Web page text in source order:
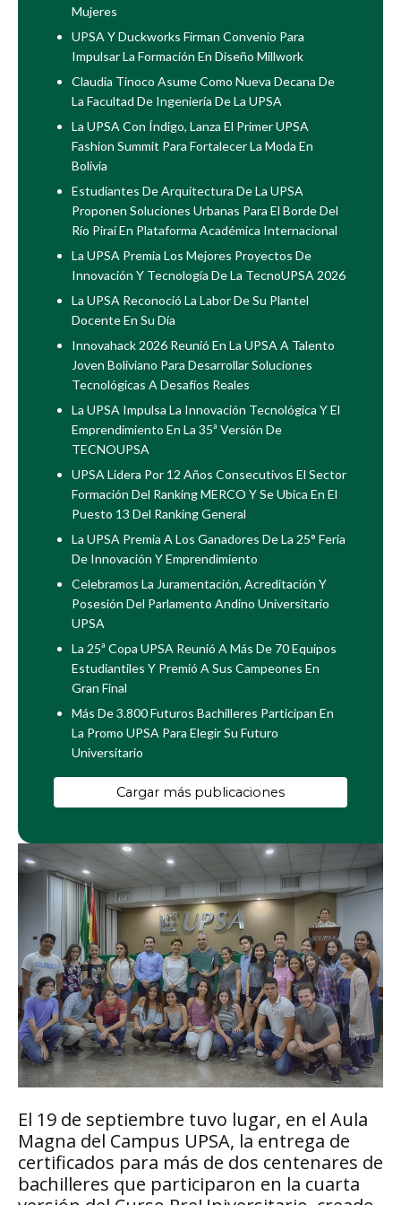
El 19 de septiembre tuvo lugar, en el Aula
Magna del Campus UPSA, la entrega de
certificados para más de dos centenares de
bachilleres que participaron en la cuarta
Mujeres
UPSA Y Duckworks Firman Convenio Para
Impulsar La Formación En Diseño Millwork
Claudia Tinoco Asume Como Nueva Decana De
La Facultad De Ingeniería De La UPSA
La UPSA Con Índigo, Lanza El Primer UPSA
Fashion Summit Para Fortalecer La Moda En
Bolivia
Estudiantes De Arquitectura De La UPSA
Proponen Soluciones Urbanas Para El Borde Del
Río Piraí En Plataforma Académica Internacional
La UPSA Premia Los Mejores Proyectos De
Innovación Y Tecnología De La TecnoUPSA 2026
La UPSA Reconoció La Labor De Su Plantel
Docente En Su Día
Innovahack 2026 Reunió En La UPSA A Talento
Joven Boliviano Para Desarrollar Soluciones
Tecnológicas A Desafíos Reales
La UPSA Impulsa La Innovación Tecnológica Y El
Emprendimiento En La 35ª Versión De
TECNOUPSA
UPSA Lidera Por 12 Años Consecutivos El Sector
Formación Del Ranking MERCO Y Se Ubica En El
Puesto 13 Del Ranking General
La UPSA Premia A Los Ganadores De La 25° Feria
De Innovación Y Emprendimiento
Celebramos La Juramentación, Acreditación Y
Posesión Del Parlamento Andino Universitario
UPSA
La 25ª Copa UPSA Reunió A Más De 70 Equipos
Estudiantiles Y Premió A Sus Campeones En
Gran Final
Más De 3.800 Futuros Bachilleres Participan En
La Promo UPSA Para Elegir Su Futuro
Universitario
Cargar más publicaciones